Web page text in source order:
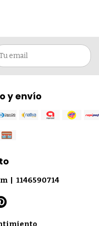
y envío
1146590714